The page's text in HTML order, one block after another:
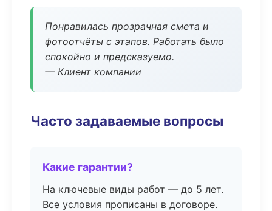
Понравилась прозрачная смета и
фотоотчёты с этапов. Работать было
спокойно и предсказуемо.
— Клиент компании
Часто задаваемые вопросы
Какие гарантии?
На ключевые виды работ — до 5 лет.
Все условия прописаны в договоре.